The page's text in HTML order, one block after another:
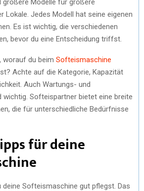
Lokale. Jedes Modell hat seine eigenen
Es ist wichtig, die verschiedenen
bevor du eine Entscheidung triffst.
worauf du beim Softeismaschine
Achte auf die Kategorie, Kapazität
Auch Wartungs- und
wichtig. Softeispartner bietet eine breite
die für unterschiedliche Bedürfnisse
für deine
deine Softeismaschine gut pflegst. Das